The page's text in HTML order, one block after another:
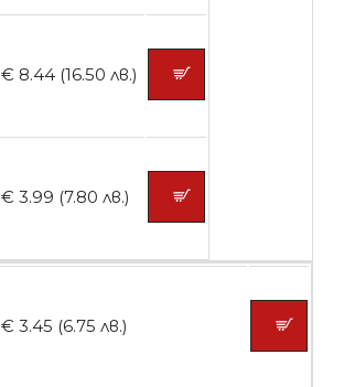
Контейнери за сваляне на гел лак 5
броя
€ 8.44 (16.50 лв.)
€ 3.99 (7.80 лв.)
€ 3.45 (6.75 лв.)